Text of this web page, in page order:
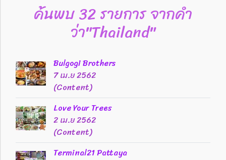
ค้นพบ 32 รายการ จากคำ
ว่า"Thailand"
Bulgogi Brothers
7 เม.ย 2562
(Content)
Love Your Trees
2 เม.ย 2562
(Content)
Terminal21 Pattaya